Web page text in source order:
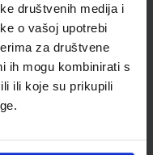
društvenih medija i
o vašoj upotrebi
za društvene
ih mogu kombinirati s
ili koje su prikupili
prijava